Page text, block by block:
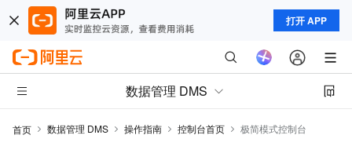
打开 APP
数据管理 DMS
首页 数据管理 DMS 操作指南 控制台首页 极简模式控制台